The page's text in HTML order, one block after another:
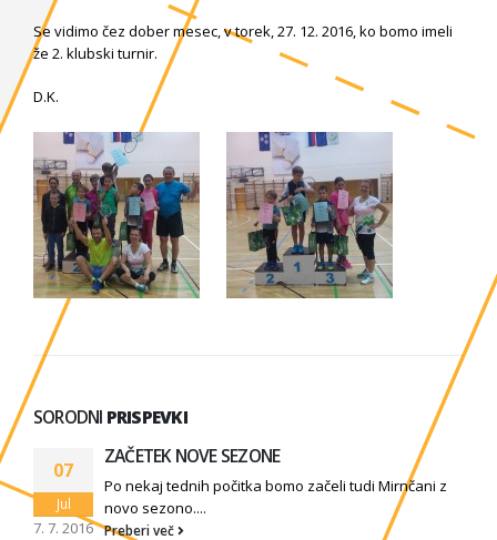
Se vidimo čez dober mesec, v torek, 27. 12. 2016, ko bomo imeli
že 2. klubski turnir.
D.K.
SORODNI PRISPEVKI
23
Sep
23. 9. 2013
1. turnir do 15 let v Brežicah
V soboto 21.9 je v Brežicah potekal prvi turnir do 15...
Preberi več